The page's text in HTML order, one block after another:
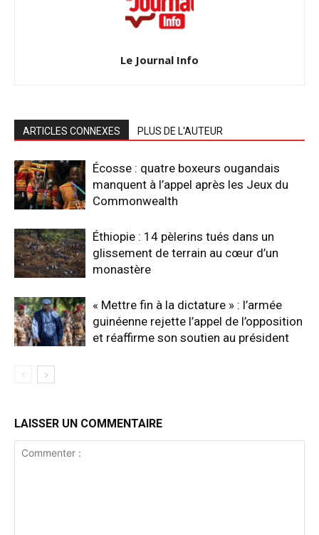
Le Journal Info
ARTICLES CONNEXES PLUS DE L'AUTEUR
Écosse : quatre boxeurs ougandais
manquent à l’appel après les Jeux du
Commonwealth
Éthiopie : 14 pèlerins tués dans un
glissement de terrain au cœur d’un
monastère
« Mettre fin à la dictature » : l’armée
guinéenne rejette l’appel de l’opposition
et réaffirme son soutien au président
LAISSER UN COMMENTAIRE